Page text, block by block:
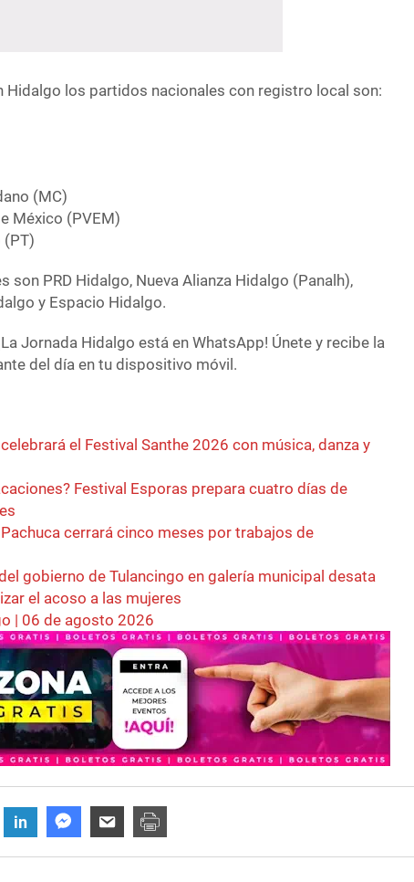
Hidalgo los partidos nacionales con registro local son:
(MC)
México (PVEM)
(PT)
son PRD Hidalgo, Nueva Alianza Hidalgo (Panalh),
y Espacio Hidalgo.
Jornada Hidalgo está en WhatsApp! Únete y recibe la
del día en tu dispositivo móvil.
el Festival Santhe 2026 con música, danza y
Festival Esporas prepara cuatro días de
cerrará cinco meses por trabajos de
gobierno de Tulancingo en galería municipal desata
el acoso a las mujeres
| 06 de agosto 2026
in